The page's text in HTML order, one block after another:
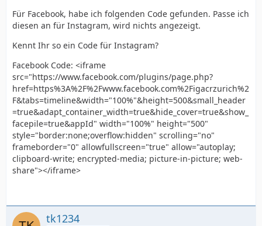
Für Facebook, habe ich folgenden Code gefunden. Passe ich
diesen an für Instagram, wird nichts angezeigt.
Kennt Ihr so ein Code für Instagram?
Facebook Code: <iframe
src="https://www.facebook.com/plugins/page.php?
href=https%3A%2F%2Fwww.facebook.com%2Figacrzurich%2
F&tabs=timeline&width="100%"&height=500&small_header
=true&adapt_container_width=true&hide_cover=true&show_
facepile=true&appId" width="100%" height="500"
style="border:none;overflow:hidden" scrolling="no"
frameborder="0" allowfullscreen="true" allow="autoplay;
clipboard-write; encrypted-media; picture-in-picture; web-
share"></iframe>
tk1234